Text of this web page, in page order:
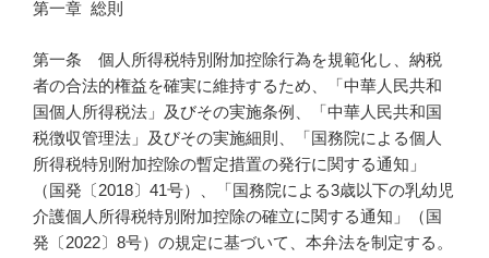
第一章 総則
第一条 個人所得税特別附加控除行為を規範化し、納税
者の合法的権益を確実に維持するため、「中華人民共和
国個人所得税法」及びその実施条例、「中華人民共和国
税徴収管理法」及びその実施細則、「国務院による個人
所得税特別附加控除の暫定措置の発行に関する通知」
（国発〔2018〕41号）、「国務院による3歳以下の乳幼児
介護個人所得税特別附加控除の確立に関する通知」（国
発〔2022〕8号）の規定に基づいて、本弁法を制定する。